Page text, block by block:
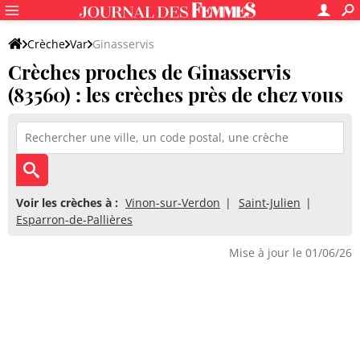
Crèche Var Ginasservis
Crèches proches de Ginasservis
(83560) : les crèches près de chez vous
Voir les crèches à : Vinon-sur-Verdon
Saint-Julien
Esparron-de-Pallières
Mise à jour le 01/06/26